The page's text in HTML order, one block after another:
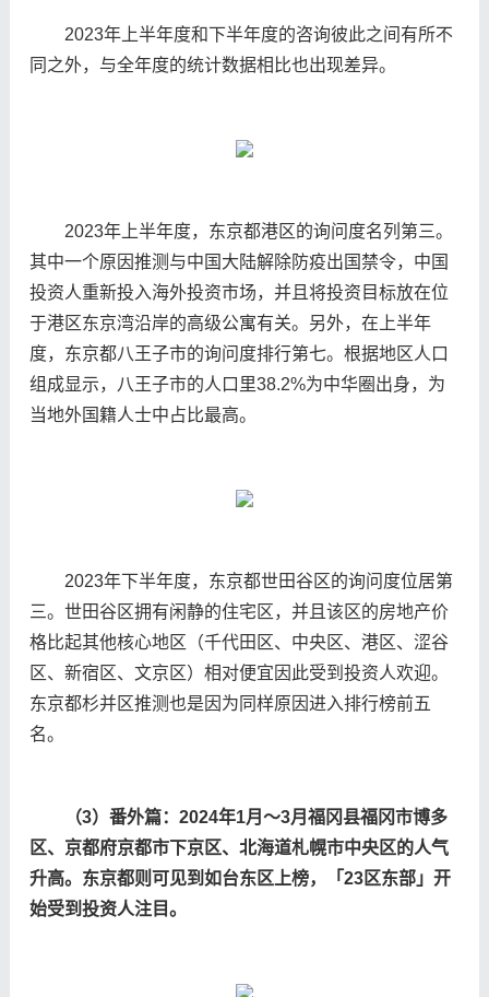
2023年上半年度和下半年度的咨询彼此之间有所不
同之外，与全年度的统计数据相比也出现差异。
2023年上半年度，东京都港区的询问度名列第三。
其中一个原因推测与中国大陆解除防疫出国禁令，中国
投资人重新投入海外投资市场，并且将投资目标放在位
于港区东京湾沿岸的高级公寓有关。另外，在上半年
度，东京都八王子市的询问度排行第七。根据地区人口
组成显示，八王子市的人口里38.2%为中华圈出身，为
当地外国籍人士中占比最高。
2023年下半年度，东京都世田谷区的询问度位居第
三。世田谷区拥有闲静的住宅区，并且该区的房地产价
格比起其他核心地区（千代田区、中央区、港区、涩谷
区、新宿区、文京区）相对便宜因此受到投资人欢迎。
东京都杉并区推测也是因为同样原因进入排行榜前五
名。
（3）番外篇：2024年1月〜3月福冈县福冈市博多
区、京都府京都市下京区、北海道札幌市中央区的人气
升高。 东京都则 可见到如台东区上榜，「23区东部」开
始受到投资人注目。